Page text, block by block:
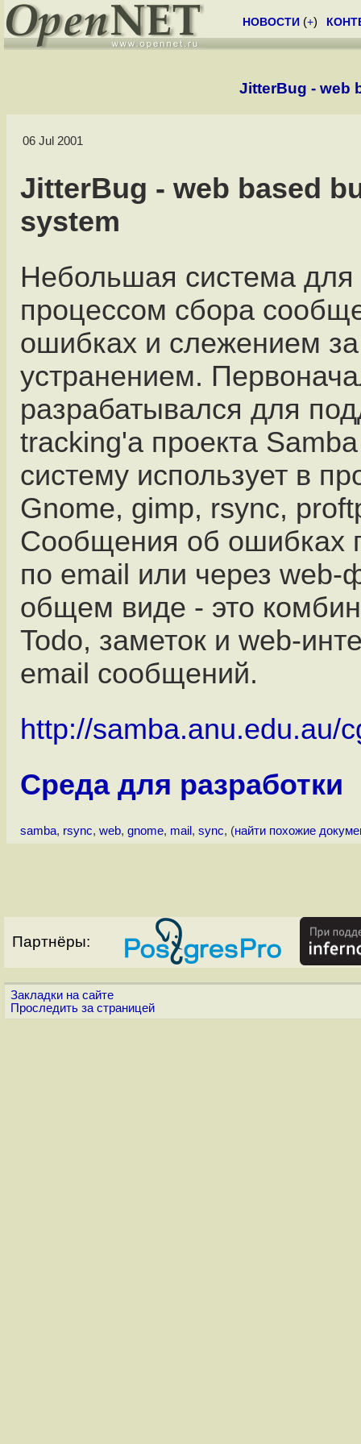
НОВОСТИ (+)
JitterBug - web
06 Jul 2001
JitterBug - web based
system
Небольшая система для
процессом сбора
ошибках и слежением
устранением.
разрабатывался для
tracking'а проекта
систему использует в
Gnome, gimp, rsync,
Сообщения об ошибках
по email или через web-
общем виде - это
Todo, заметок и web-
email сообщений.
http://samba.anu.edu.au/
Среда для разработки
samba, rsync, web, gnome, mail , sync, (найти похожие
Партнёры:
Закладки на сайте
Проследить за страницей